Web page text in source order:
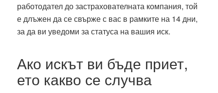
работодател до застрахователната компания, той
е длъжен да се свърже с вас в рамките на 14 дни,
за да ви уведоми за статуса на вашия иск.
Ако искът ви бъде приет,
ето какво се случва